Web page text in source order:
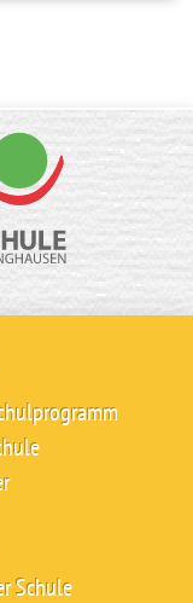
Schule